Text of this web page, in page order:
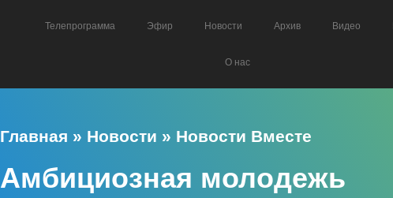
Телепрограмма Эфир Новости Архив Видео
О нас
Главная » Новости » Новости Вместе
Амбициозная молодежь